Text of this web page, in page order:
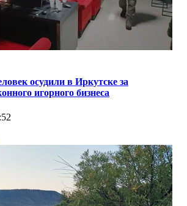
осудили в Иркутске за
игорного бизнеса